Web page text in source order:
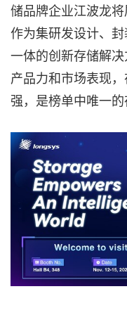
储品牌企业江波龙将
作为集研发设计、
一体的创新存储解
产品力和市场表现
强，是榜单中唯一的